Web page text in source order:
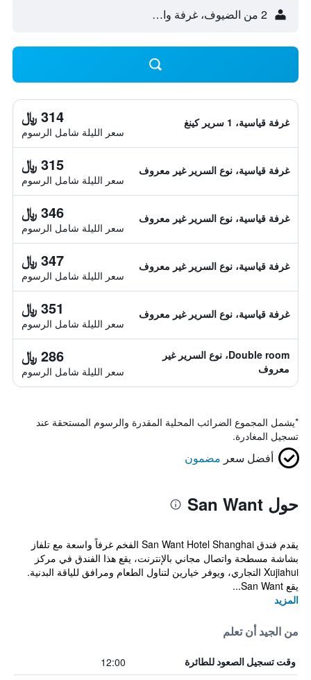
2 من الضيوف، غرفة واحدة
غرفة قياسية، 1 سرير كينغ 314 ﷼
سعر الليلة شامل الرسوم
غرفة قياسية، نوع السرير غير معروف 315 ﷼
سعر الليلة شامل الرسوم
غرفة قياسية، نوع السرير غير معروف 346 ﷼
سعر الليلة شامل الرسوم
غرفة قياسية، نوع السرير غير معروف 347 ﷼
سعر الليلة شامل الرسوم
غرفة قياسية، نوع السرير غير معروف 351 ﷼
سعر الليلة شامل الرسوم
Double room، نوع السرير غير
معروف
286 ﷼
سعر الليلة شامل الرسوم
*يشمل المجموع الضرائب المحلية المقدرة والرسوم المستحقة عند
تسجيل المغادرة.
أفضل سعر مضمون
حول San Want
يقدم فندق San Want Hotel Shanghai الفخم غرفاً واسعة مع تلفاز
بشاشة مسطحة واتصال مجاني بالإنترنت، يقع هذا الفندق في مركز
Xujiahui التجاري، ويوفر خيارين لتناول الطعام ومرافق للياقة البدنية.
يقع San Want...
المزيد
من الجيد أن تعلم
وقت تسجيل الصعود للطائرة 12:00